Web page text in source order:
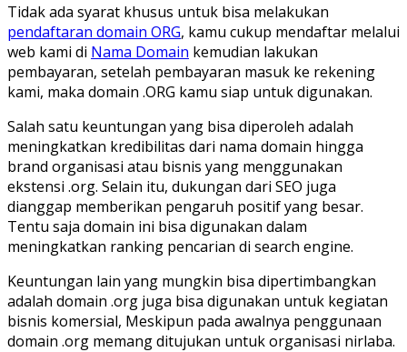
Tidak ada syarat khusus untuk bisa melakukan
pendaftaran domain ORG, kamu cukup mendaftar melalui
web kami di Nama Domain kemudian lakukan
pembayaran, setelah pembayaran masuk ke rekening
kami, maka domain .ORG kamu siap untuk digunakan.
Salah satu keuntungan yang bisa diperoleh adalah
meningkatkan kredibilitas dari nama domain hingga
brand organisasi atau bisnis yang menggunakan
ekstensi .org. Selain itu, dukungan dari SEO juga
dianggap memberikan pengaruh positif yang besar.
Tentu saja domain ini bisa digunakan dalam
meningkatkan ranking pencarian di search engine.
Keuntungan lain yang mungkin bisa dipertimbangkan
adalah domain .org juga bisa digunakan untuk kegiatan
bisnis komersial, Meskipun pada awalnya penggunaan
domain .org memang ditujukan untuk organisasi nirlaba.